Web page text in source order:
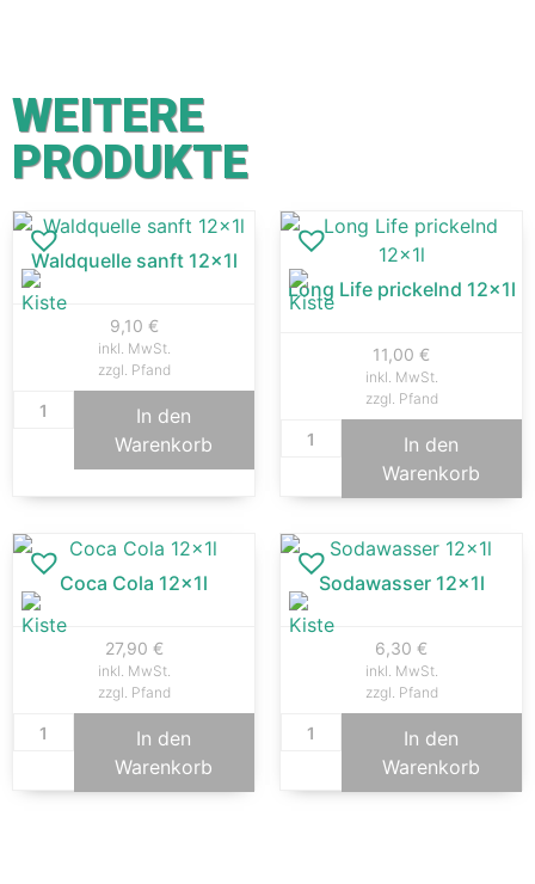
WEITERE
PRODUKTE
Waldquelle sanft 12x1l
9,10 €
inkl. MwSt.
zzgl. Pfand
In den
Warenkorb
Long Life prickelnd 12x1l
11,00 €
inkl. MwSt.
zzgl. Pfand
In den
Warenkorb
Coca Cola 12x1l
27,90 €
inkl. MwSt.
zzgl. Pfand
In den
Warenkorb
Sodawasser 12x1l
6,30 €
inkl. MwSt.
zzgl. Pfand
In den
Warenkorb